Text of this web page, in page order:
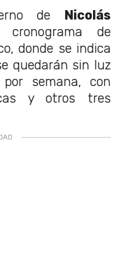
de Nicolás
de
donde se indica
quedarán sin luz
semana, con
y otros tres